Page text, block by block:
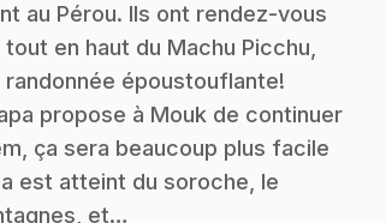
au Pérou. Ils ont rendez-vous
en haut du Machu Picchu,
randonnée époustouflante!
propose à Mouk de continuer
ça sera beaucoup plus facile
est atteint du soroche, le
et…